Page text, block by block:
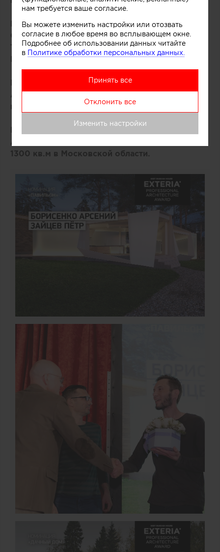
Номинация «Коттедж»
Сергей Колчин, Антон Архипов, Надежда
Торшина. Объект - дом площадью 250 кв.м в
Московской области.
Номинация «Вилла»
Александра Фёдорова. Объект - вилла
площадью 800 кв.м в Сочи.
Номинация «Усадьба»
Александр Кузяков. Объект – дом площадью
1300 кв.м в Московской области.
нам требуется ваше согласие.
Вы можете изменить настройки или отозвать
согласие в любое время во всплывающем окне.
Подробнее об использовании данных читайте
в Политике обработки персональных данных.
Принять все
Отклонить все
Изменить настройки